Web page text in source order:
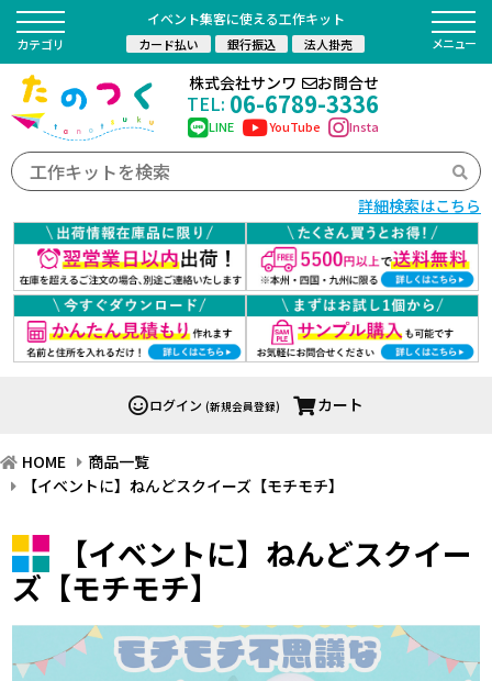
イベント集客に使える工作キット
カード払い 銀行振込 法人掛売
詳細検索はこちら
株式会社サンワ お問合せ
TEL: 06-6789-3336
LINE YouTube Insta
カテゴリ
ログイン (新規会員登録) カート
HOME
商品一覧
【イベントに】ねんどスクイーズ【モチモチ】
【イベントに】ねんどスクイー
ズ【モチモチ】